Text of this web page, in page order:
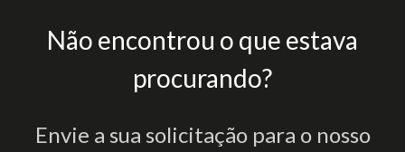
Não encontrou o que estava
procurando?
Envie a sua solicitação para o nosso